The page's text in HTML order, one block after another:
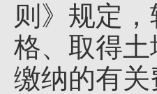
则》规定
格、取得
缴纳的有